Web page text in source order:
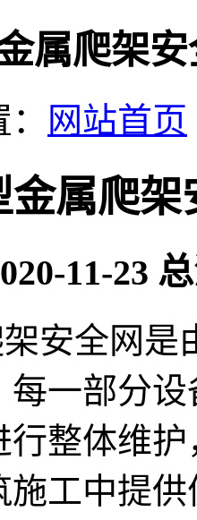
属爬架
网站首页
金属爬
11-23
安全网是
每一部分
行整体维
施工中提